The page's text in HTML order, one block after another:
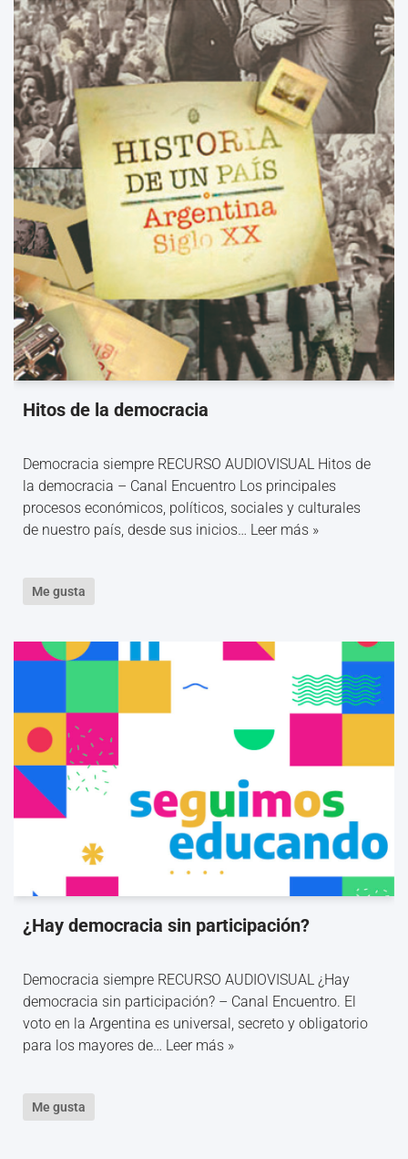
Hitos de la democracia
Democracia siempre RECURSO AUDIOVISUAL Hitos de
la democracia – Canal Encuentro Los principales
procesos económicos, políticos, sociales y culturales
de nuestro país, desde sus inicios… Leer más »
Me gusta
¿Hay democracia sin participación?
Democracia siempre RECURSO AUDIOVISUAL ¿Hay
democracia sin participación? – Canal Encuentro. El
voto en la Argentina es universal, secreto y obligatorio
para los mayores de… Leer más »
Me gusta